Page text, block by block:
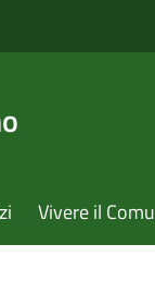
Vivere il